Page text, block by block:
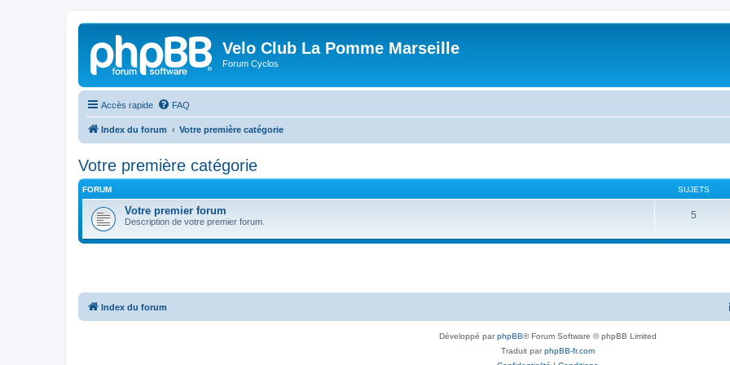
Velo Club La Pomme Marseille
Forum Cyclos
Accès rapide FAQ
Index du forum Votre première catégorie
Votre première catégorie
FORUM SUJETS
Votre premier forum
Description de votre premier forum.
5
Index du forum
Développé parphpBB® Forum Software © phpBB Limited
Traduit parphpBB-fr.com